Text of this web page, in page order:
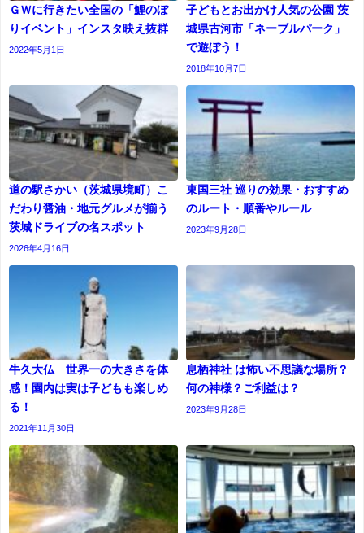
ＧＷに行きたい全国の「鯉のぼ
りイベント」インスタ映え抜群
2022年5月1日
子どもとお出かけ人気の公園 茨
城県古河市「ネーブルパーク」
で遊ぼう！
2018年10月7日
道の駅さかい（茨城県境町）こ
だわり醤油・地元グルメが揃う
茨城ドライブの名スポット
2026年4月16日
東国三社 巡りの効果・おすすめ
のルート・順番やルール
2023年9月28日
牛久大仏 世界一の大きさを体
感！園内は実は子どもも楽しめ
る！
2021年11月30日
息栖神社 は怖い不思議な場所？
何の神様？ご利益は？
2023年9月28日